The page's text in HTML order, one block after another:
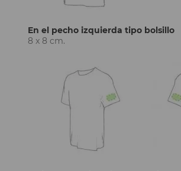
En el pecho izquierda tipo bolsillo
8 x 8 cm.